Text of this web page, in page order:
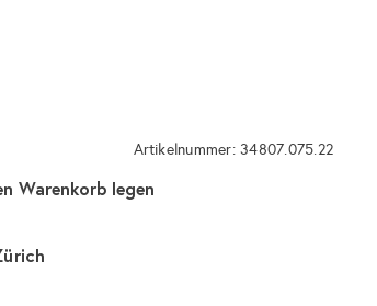
Artikelnummer: 34807.075.22
Warenkorb legen